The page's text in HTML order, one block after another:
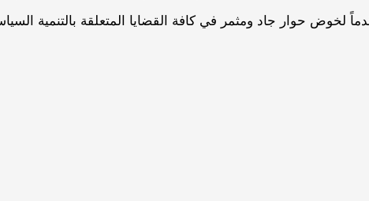
لخوض حوار جاد ومثمر في كافة القضايا المتعلقة بالتنمية